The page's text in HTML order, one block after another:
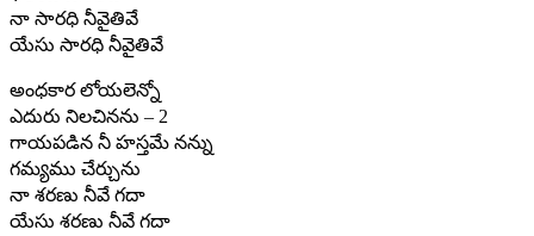
నా సారధి నీవైతివే
యేసు సారధి నీవైతివే
అంధకార లోయలెన్నో
ఎదురు నిలచినను – 2
గాయపడిన నీ హస్తమే నన్ను
గమ్యము చేర్చును
నా శరణు నీవే గదా
యేసు శరణు నీవే గదా